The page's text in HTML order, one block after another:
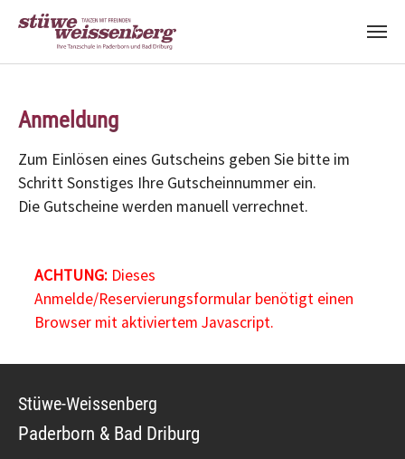
Anmeldung
Zum Einlösen eines Gutscheins geben Sie bitte im
Schritt Sonstiges Ihre Gutscheinnummer ein.
Die Gutscheine werden manuell verrechnet.
ACHTUNG:Dieses
Anmelde/Reservierungsformular benötigt einen
Browser mit aktiviertem Javascript.
Stüwe-Weissenberg
Paderborn & Bad Driburg